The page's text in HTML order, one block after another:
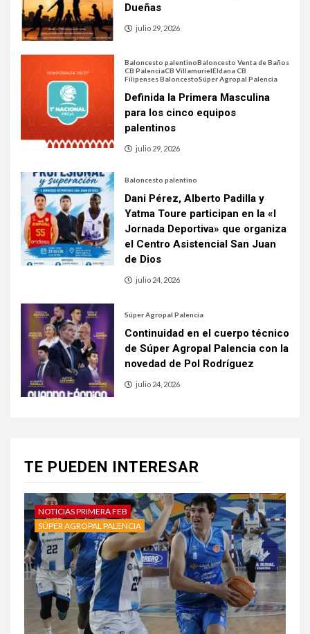
Dueñas
julio 29, 2026
Baloncesto palentinoBaloncesto Venta de Baños
CB PalenciaCB VillamurielEldana CB
Filipenses BaloncestoSúper Agropal Palencia
Definida la Primera Masculina
para los cinco equipos
palentinos
julio 29, 2026
Baloncesto palentino
Dani Pérez, Alberto Padilla y
Yatma Toure participan en la «I
Jornada Deportiva» que organiza
el Centro Asistencial San Juan
de Dios
julio 24, 2026
Súper Agropal Palencia
Continuidad en el cuerpo técnico
de Súper Agropal Palencia con la
novedad de Pol Rodríguez
julio 24, 2026
TE PUEDEN INTERESAR
NOTICIAS PRIMERA FEB
SÚPER AGROPAL PALENCIA